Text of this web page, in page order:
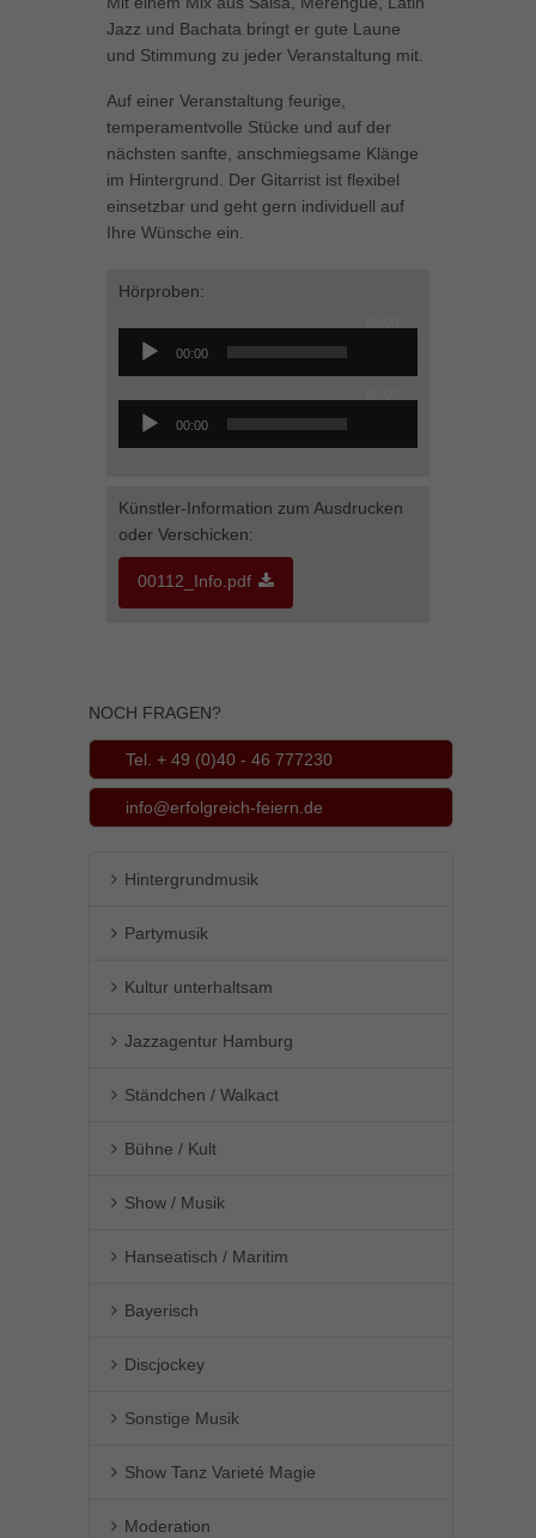
Jazz und Bachata bringt er gute Laune
und Stimmung zu jeder Veranstaltung mit.
Auf einer Veranstaltung feurige,
temperamentvolle Stücke und auf der
nächsten sanfte, anschmiegsame Klänge
im Hintergrund. Der Gitarrist ist flexibel
einsetzbar und geht gern individuell auf
Ihre Wünsche ein.
Hörproben:
Audio-
Player
00:00
Audio-
Player
00:00
Künstler-Information zum Ausdrucken
oder Verschicken:
00112_Info.pdf
NOCH FRAGEN?
Tel. + 49 (0)40 - 46 777230
info@erfolgreich-feiern.de
Hintergrundmusik
Partymusik
Kultur unterhaltsam
Jazzagentur Hamburg
Ständchen / Walkact
Bühne / Kult
Show / Musik
Hanseatisch / Maritim
Bayerisch
Discjockey
Sonstige Musik
Show Tanz Varieté Magie
Moderation
können Ihre Einwilligung zu ganzen Kategorien geben oder sich
weitere Informationen anzeigen lassen und so nur bestimmte
Cookies auswählen.
Alle akzeptieren Speichern
Datenschutzeinstellungen
Essenziell (1)
Marketing (1)
Marketing-Cookies werden von Drittanbietern oder Publishern verwendet,
um personalisierte Werbung anzuzeigen. Sie tun dies, indem sie
Externe Medien (5)
Inhalte von Videoplattformen und Social-Media-Plattformen werden
standardmäßig blockiert. Wenn Cookies von externen Medien akzeptiert
werden, bedarf der Zugriff auf diese Inhalte keiner manuellen Einwilligung